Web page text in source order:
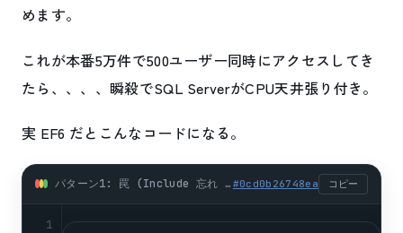
めます。
これが本番5万件で500ユーザー同時にアクセスしてき
たら、、、、瞬殺でSQL ServerがCPU天井張り付き。
実 EF6 だとこんなコードになる。
パターン1: 罠 (Include 忘れ + foreach 内 navigation) (csharp) #0cd0b26748ea コピー
1